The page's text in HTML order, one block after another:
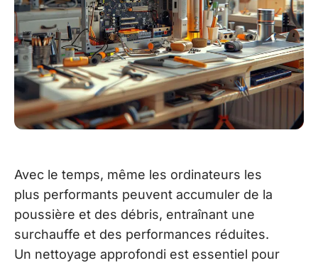
Avec le temps, même les ordinateurs les
plus performants peuvent accumuler de la
poussière et des débris, entraînant une
surchauffe et des performances réduites.
Un nettoyage approfondi est essentiel pour